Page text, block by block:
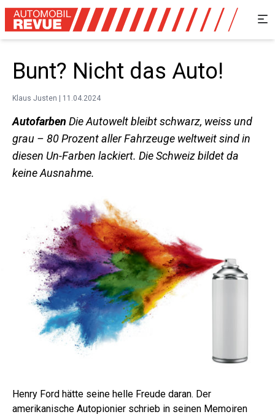
Bunt? Nicht das Auto!
Klaus Justen | 11.04.2024
Autofarben Die Autowelt bleibt schwarz, weiss und
grau – 80 Prozent aller Fahrzeuge weltweit sind in
diesen Un-Farben lackiert. Die Schweiz bildet da
keine Ausnahme.
Henry Ford hätte seine helle Freude daran. Der
amerikanische Autopionier schrieb in seinen Memoiren